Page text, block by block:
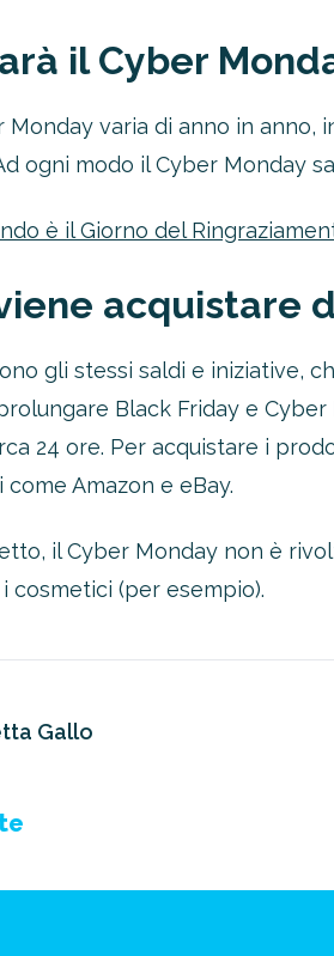
il Cyber
Monday varia di anno in anno,
ogni modo il Cyber Monday
è il Giorno del
acquistare
gli stessi saldi e iniziative,
Black Friday e
24 ore. Per acquistare i
Amazon e eBay.
il Cyber Monday non è
cosmetici (per esempio).
Gallo